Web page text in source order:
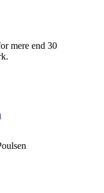
mere end 30